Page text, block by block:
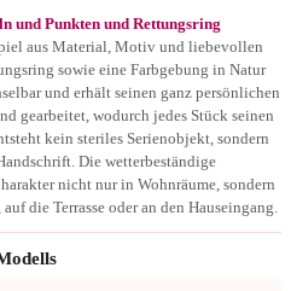
und Punkten und Rettungsring
aus Material, Motiv und liebevollen
sowie eine Farbgebung in Natur
und erhält seinen ganz persönlichen
gearbeitet, wodurch jedes Stück seinen
kein steriles Serienobjekt, sondern
Die wetterbeständige
nicht nur in Wohnräume, sondern
die Terrasse oder an den Hauseingang.